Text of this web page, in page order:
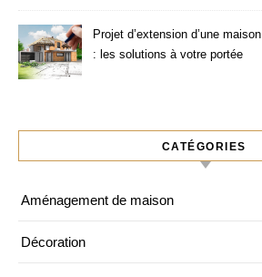
Projet d’extension d’une maison
: les solutions à votre portée
CATÉGORIES
Aménagement de maison
Décoration